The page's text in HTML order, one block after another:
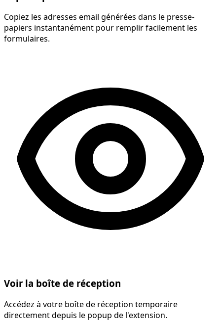
Copiez les adresses email générées dans le presse-
papiers instantanément pour remplir facilement les
formulaires.
Voir la boîte de réception
Accédez à votre boîte de réception temporaire
directement depuis le popup de l'extension.